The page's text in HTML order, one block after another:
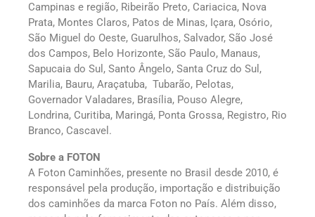
Campinas e região, Ribeirão Preto, Cariacica, Nova
Prata, Montes Claros, Patos de Minas, Içara, Osório,
São Miguel do Oeste, Guarulhos, Salvador, São José
dos Campos, Belo Horizonte, São Paulo, Manaus,
Sapucaia do Sul, Santo Ângelo, Santa Cruz do Sul,
Marilia, Bauru, Araçatuba, Tubarão, Pelotas,
Governador Valadares, Brasília, Pouso Alegre,
Londrina, Curitiba, Maringá, Ponta Grossa, Registro, Rio
Branco, Cascavel.
Sobre a FOTON
A Foton Caminhões, presente no Brasil desde 2010, é
responsável pela produção, importação e distribuição
dos caminhões da marca Foton no País. Além disso,